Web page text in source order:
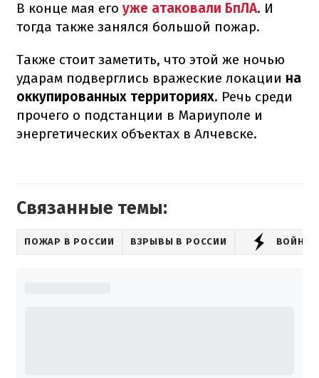
В конце мая его уже атаковали БпЛА. И
тогда также занялся большой пожар.
Также стоит заметить, что этой же ночью
ударам подверглись вражеские локации на
оккупированных территориях. Речь среди
прочего о подстанции в Мариуполе и
энергетических объектах в Алчевске.
Связанные темы:
ПОЖАР В РОССИИ ВЗРЫВЫ В РОССИИ ВОЙНА